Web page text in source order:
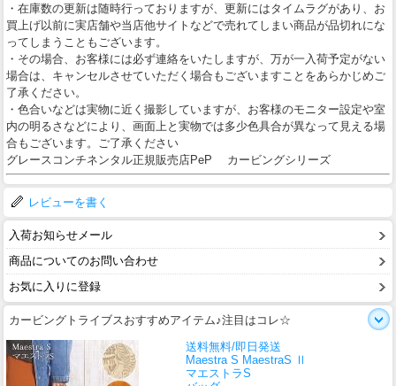
・在庫数の更新は随時行っておりますが、更新にはタイムラグがあり、お
買上げ以前に実店舗や当店他サイトなどで売れてしまい商品が品切れにな
ってしまうこともございます。
・その場合、お客様には必ず連絡をいたしますが、万が一入荷予定がない
場合は、キャンセルさせていただく場合もございますことをあらかじめご
了承ください。
・色合いなどは実物に近く撮影していますが、お客様のモニター設定や室
内の明るさなどにより、画面上と実物では多少色具合が異なって見える場
合もございます。ご了承ください
グレースコンチネンタル正規販売店PeP カービングシリーズ
レビューを書く
入荷お知らせメール
商品についてのお問い合わせ
お気に入りに登録
カービングトライブスおすすめアイテム♪注目はコレ☆
送料無料/即日発送
Maestra S MaestraS Ⅱ
マエストラS